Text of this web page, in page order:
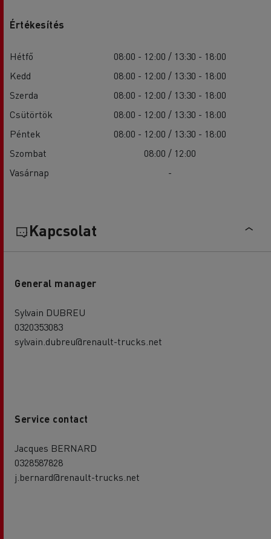
Értékesítés
Hétfő
08:00 - 12:00 / 13:30 - 18:00
Kedd
08:00 - 12:00 / 13:30 - 18:00
Szerda
08:00 - 12:00 / 13:30 - 18:00
Csütörtök
08:00 - 12:00 / 13:30 - 18:00
Péntek
08:00 - 12:00 / 13:30 - 18:00
Szombat
08:00 / 12:00
Vasárnap
-
Kapcsolat
General manager
Sylvain DUBREU
0320353083
sylvain.dubreu@renault-trucks.net
Service contact
Jacques BERNARD
0328587828
j.bernard@renault-trucks.net